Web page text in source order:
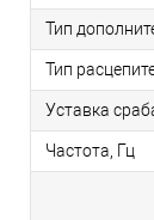
Тип
Тип
Уставка
Частота, Гц